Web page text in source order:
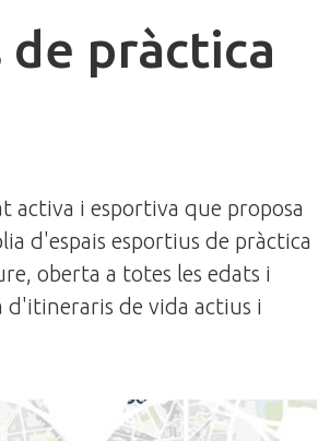
de pràctica
activa i esportiva que proposa
d'espais esportius de pràctica
oberta a totes les edats i
d'itineraris de vida actius i